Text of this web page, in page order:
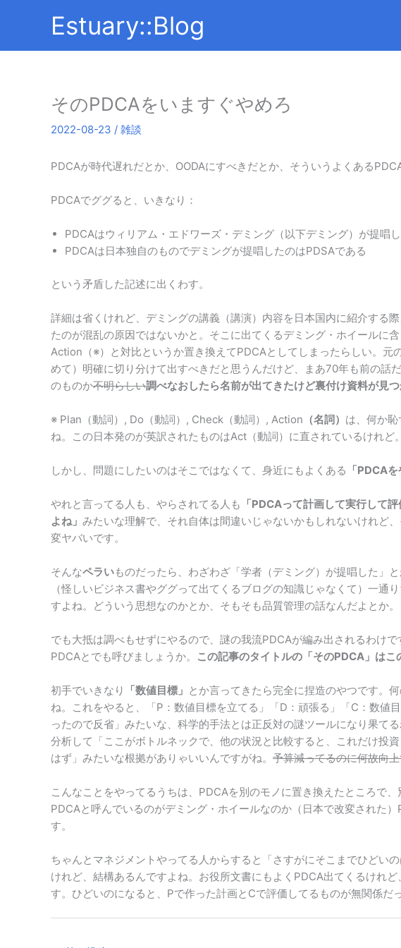
Estuary::Blog
そのPDCAをいますぐやめろ
2022-08-23 / 雑談
PDCAが時代遅れだとか、OODAにすべきだとか、そういうよくある
PDCAでググると、いきなり：
PDCAはウィリアム・エドワーズ・デミング（以下デミング）が提唱
PDCAは日本独自のものでデミングが提唱したのはPDSAである
という矛盾した記述に出くわす。
詳細は省くけれど、デミングの講義（講演）内容を日本国内に紹介する
たのが混乱の原因ではないかと。そこに出てくるデミング・ホイールに
Action（※）と対比というか置き換えてPDCAとしてしまったらしい。元
めて）明確に切り分けて出すべきだと思うんだけど、まあ70年も前の話
のものか不明らしい調べなおしたら名前が出てきたけど裏付け資料が見
※ Plan（動詞）, Do（動詞）, Check（動詞）, Action （名詞） は、何か
ね。この日本発のが英訳されたものはAct（動詞）に直されているけれど。
しかし、問題にしたいのはそこではなくて、身近にもよくある 「PDCAを
やれと言ってる人も、やらされてる人も 「PDCAって計画して実行して
よね」 みたいな理解で、それ自体は間違いじゃないかもしれないけれど
変ヤバいです。
そんなペラいものだったら、わざわざ「学者（デミング）が提唱した」
（怪しいビジネス書やググって出てくるブログの知識じゃなくて）一通
すよね。どういう思想なのかとか、そもそも品質管理の話なんだよとか。
でも大抵は調べもせずにやるので、謎の我流PDCAが編み出されるわけ
PDCAとでも呼びましょうか。
この記事のタイトルの「そのPDCA」はこ
初手でいきなり 「数値目標」 とか言ってきたら完全に捏造のやつです。
ね。これをやると、「P：数値目標を立てる」「D：頑張る」「C：数値
ったので反省」みたいな、科学的手法とは正反対の謎ツールになり果て
分析して「ここがボトルネックで、他の状況と比較すると、これだけ投
はず」みたいな根拠がありゃいいんですがね。 予算減ってるのに何故向
こんなことをやってるうちは、PDCAを別のモノに置き換えたところで、
PDCAと呼んでいるのがデミング・ホイールなのか（日本で改変された
す。
ちゃんとマネジメントやってる人からすると「さすがにそこまでひどい
けれど、結構あるんですよね。お役所文書にもよくPDCA出てくるけれ
す。ひどいのになると、Pで作った計画とCで評価してるものが無関係だ